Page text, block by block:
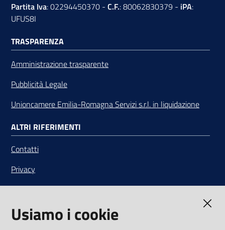
Partita Iva: 02294450370 - C.F.: 80062830379 - iPA:
UFUS8I
TRASPARENZA
Amministrazione trasparente
Pubblicità Legale
Unioncamere Emilia-Romagna Servizi s.r.l. in liquidazione
ALTRI RIFERIMENTI
Contatti
Privacy
Note legali
Media Policy
Usiamo i cookie